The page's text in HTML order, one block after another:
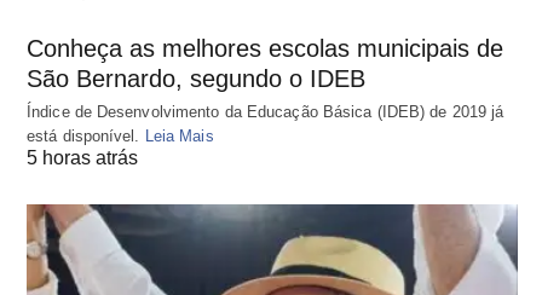
Conheça as melhores escolas municipais de
São Bernardo, segundo o IDEB
Índice de Desenvolvimento da Educação Básica (IDEB) de 2019 já
está disponível.
Leia Mais
5 horas atrás